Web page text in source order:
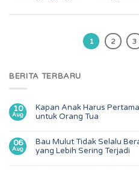
1 2 3
BERITA TERBARU
10
Aug
Kapan Anak Harus
untuk Orang Tua
06
Aug
Bau Mulut Tidak Selalu
yang Lebih Sering Terjadi